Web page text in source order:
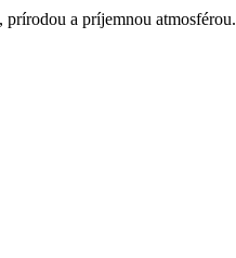
a príjemnou atmosférou.